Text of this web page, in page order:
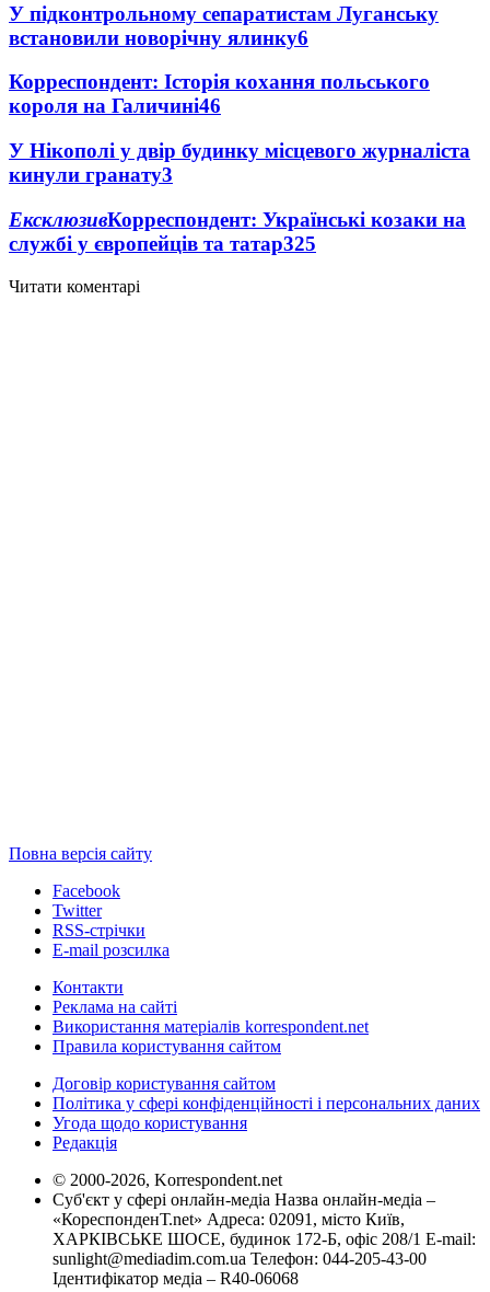
У підконтрольному сепаратистам Луганську
встановили новорічну ялинку6
Корреспондент: Історія кохання польського
короля на Галичині46
У Нікополі у двір будинку місцевого журналіста
кинули гранату3
ЕксклюзивКорреспондент: Українські козаки на
службі у європейців та татар325
Читати коментарі
Повна версія сайту
Facebook
Twitter
RSS-стрічки
E-mail розсилка
Контакти
Реклама на сайті
Використання матеріалів korrespondent.net
Правила користування сайтом
Договір користування сайтом
Політика у сфері конфіденційності і персональних даних
Угода щодо користування
Редакція
© 2000-2026, Korrespondent.net
Суб'єкт у сфері онлайн-медіа Назва онлайн-медіа –
«КореспонденТ.net» Адреса: 02091, місто Київ,
ХАРКІВСЬКЕ ШОСЕ, будинок 172-Б, офіс 208/1 E-mail:
sunlight@mediadim.com.ua Телефон: 044-205-43-00
Ідентифікатор медіа – R40-06068